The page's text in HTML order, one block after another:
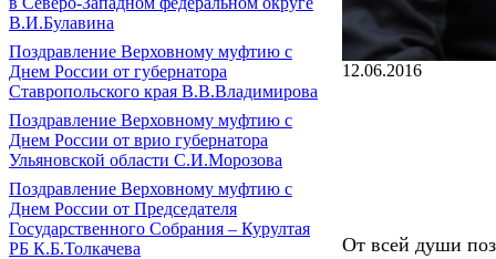
В.И.Булавина
Поздравление Верховному муфтию с
Днем России от губернатора
Ставропольского края В.В.Владимирова
Поздравление Верховному муфтию с
Днем России от врио губернатора
Ульяновской области С.И.Морозова
Поздравление Верховному муфтию с
Днем России от Председателя
Государственного Собрания – Курултая
РБ К.Б.Толкачева
12.06.2016
От всей души